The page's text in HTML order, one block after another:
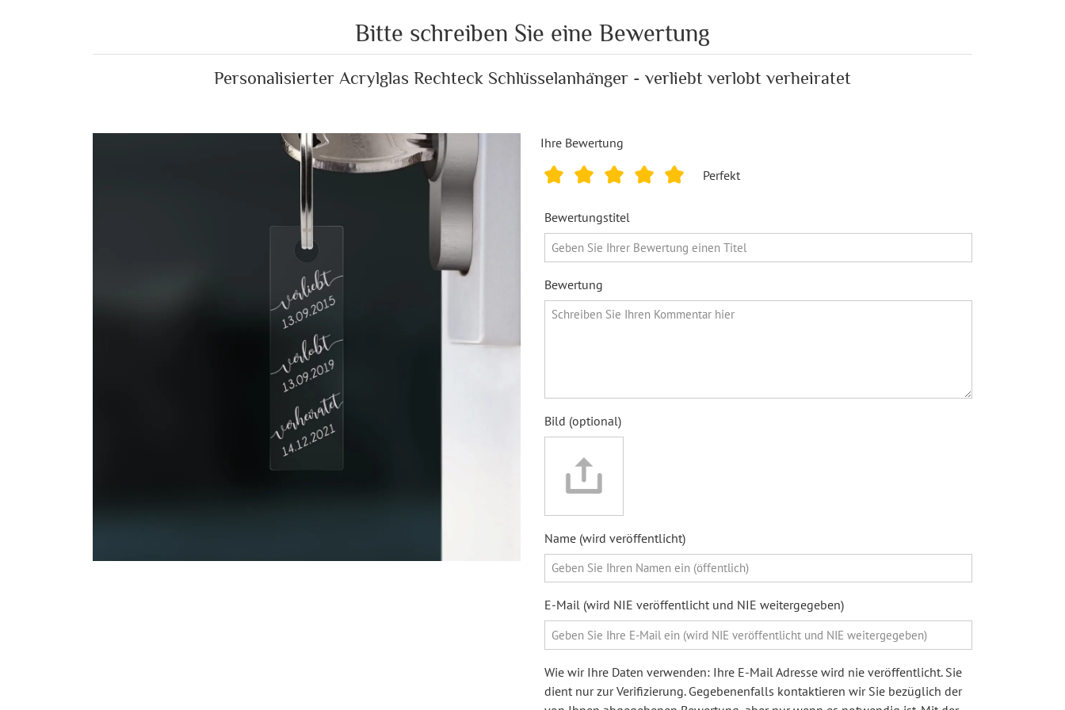
Bitte schreiben Sie eine Bewertung
Personalisierter Acrylglas Rechteck Schlüsselanhänger - verliebt verlobt verheiratet
Ihre Bewertung
Perfekt
Bewertungstitel
Bewertung
Bild (optional)
Name (wird veröffentlicht)
E-Mail (wird NIE veröffentlicht und NIE weitergegeben)
Wie wir Ihre Daten verwenden: Ihre E-Mail Adresse wird nie veröffentlicht. Sie
dient nur zur Verifizierung. Gegebenenfalls kontaktieren wir Sie bezüglich der